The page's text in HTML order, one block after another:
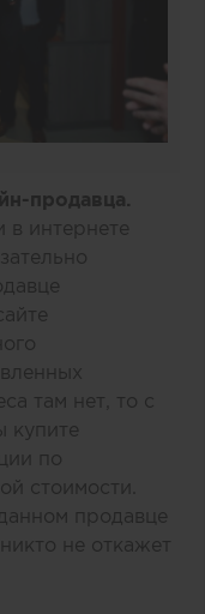
продавца.
в интернете
там нет, то с
купите
по
стоимости.
продавце
не откажет